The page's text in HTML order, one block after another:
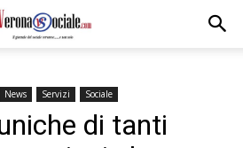
News Servizi Sociale
di tanti